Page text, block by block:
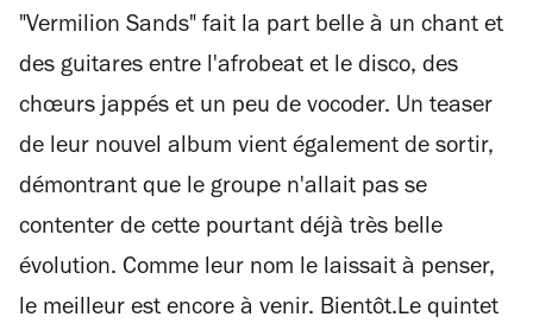
"Vermilion Sands" fait la part belle à un chant et
des guitares entre l'afrobeat et le disco, des
chœurs jappés et un peu de vocoder. Un teaser
de leur nouvel album vient également de sortir,
démontrant que le groupe n'allait pas se
contenter de cette pourtant déjà très belle
évolution. Comme leur nom le laissait à penser,
le meilleur est encore à venir. Bientôt.Le quintet